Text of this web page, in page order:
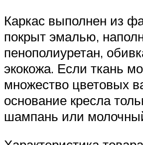
Каркас выполнен из
покрыт эмалью,
пенополиуретан,
экокожа. Если ткань
множество цветовых
основание кресла
шампань или